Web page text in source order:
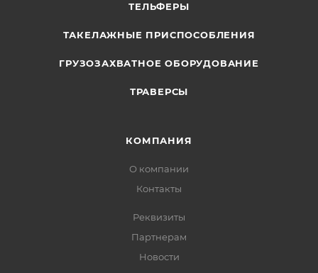
ТЕЛЬФЕРЫ
ТАКЕЛАЖНЫЕ ПРИСПОСОБЛЕНИЯ
ГРУЗОЗАХВАТНОЕ ОБОРУДОВАНИЕ
ТРАВЕРСЫ
КОМПАНИЯ
О компании
Контакты
Реквизиты
Партнерам
Новости